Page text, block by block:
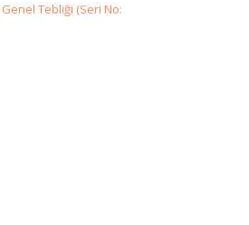
Tebliği (Seri No: